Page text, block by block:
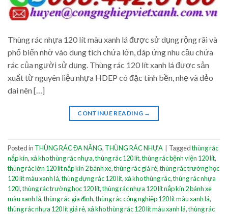
Thùng rác nhựa 120 lít màu xanh lá được sử dụng rộng rãi và
phổ biến nhờ vào dung tích chứa lớn, đáp ứng nhu cầu chứa
rác của người sử dụng. Thùng rác 120 lít xanh lá được sản
xuất từ nguyên liệu nhựa HDEP có đặc tính bền, nhẹ và dẻo
dai nên […]
CONTINUE READING →
Posted in THÙNG RÁC ĐA NĂNG, THÙNG RÁC NHỰA Taggedthùng rác
nắp kín,xả kho thùng rác nhựa,thùng rác 120 lít,thùng rác bệnh viện 120 lít,
thùng rác lớn 120 lít nắp kín 2 bánh xe,thùng rác giá rẻ,thùng rác trường học
120 lít màu xanh lá,thùng đựng rác 120 lít,xả kho thùng rác,thùng rác nhựa
120l,thùng rác trường học 120 lít,thùng rác nhựa 120 lít nắp kín 2 bánh xe
màu xanh lá,thùng rác gia đình,thùng rác công nghiệp 120 lít màu xanh lá,
thùng rác nhựa 120 lít giá rẻ,xả kho thùng rác 120 lít màu xanh lá,thùng rác